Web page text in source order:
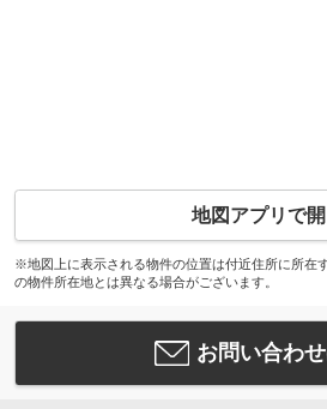
地図アプリで開
※地図上に表示される物件の位置は付近住所に所在
の物件所在地とは異なる場合がございます。
お問い合わ